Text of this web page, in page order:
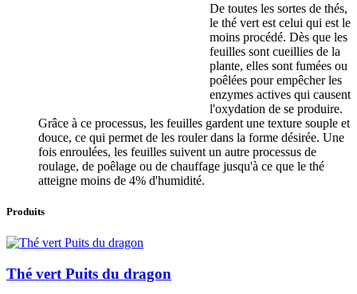
De toutes les sortes de thés,
le thé vert est celui qui est le
moins procédé. Dès que les
feuilles sont cueillies de la
plante, elles sont fumées ou
poêlées pour empêcher les
enzymes actives qui causent
l'oxydation de se produire.
Grâce à ce processus, les feuilles gardent une texture souple et
douce, ce qui permet de les rouler dans la forme désirée. Une
fois enroulées, les feuilles suivent un autre processus de
roulage, de poêlage ou de chauffage jusqu'à ce que le thé
atteigne moins de 4% d'humidité.
Produits
Thé vert Puits du dragon